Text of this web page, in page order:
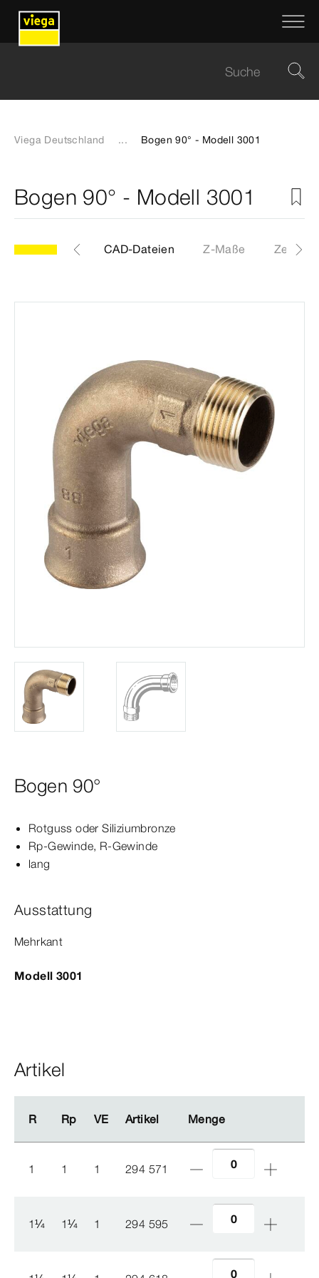
Viega Deutschland ... Bogen 90° - Modell 3001
Bogen 90° - Modell 3001
Etiketten CAD-Dateien Z-Maße
Bogen 90°
Rotguss oder Siliziumbronze
Rp‑Gewinde, R-​Gewinde
lang
Ausstattung
Mehrkant
Modell 3001
Artikel
R Rp VE Artikel Menge
R Rp VE Artikel Menge
1 1 1 294 571
1¼ 1¼ 1 294 595